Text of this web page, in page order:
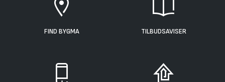
FIND BYGMA TILBUDSAVISER